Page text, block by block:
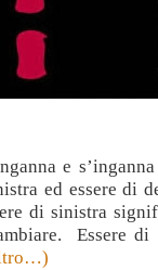
e
ed essere di
di sinistra
Essere di